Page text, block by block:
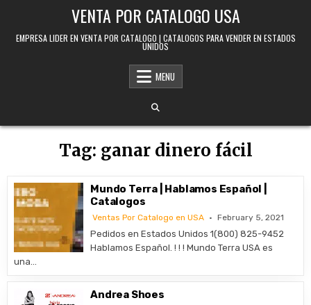
VENTA POR CATALOGO USA
EMPRESA LIDER EN VENTA POR CATALOGO | CATALOGOS PARA VENDER EN ESTADOS
UNIDOS
MENU
Tag: ganar dinero fácil
Mundo Terra | Hablamos Español |
Catalogos
Ventas Por Catalogo en USA February 5, 2021
Pedidos en Estados Unidos 1(800) 825-9452
Hablamos Español. ! ! ! Mundo Terra USA es
una…
Andrea Shoes